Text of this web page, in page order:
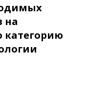
на